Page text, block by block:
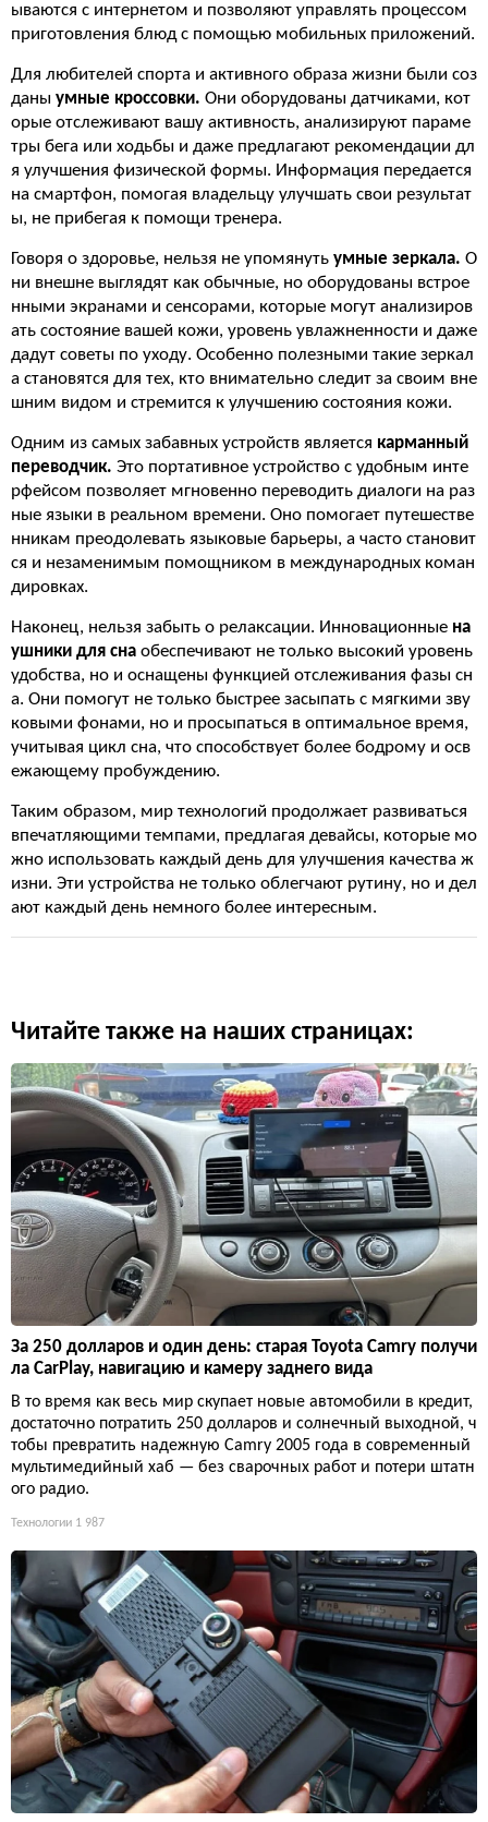
ываются с интернетом и позволяют управлять процессом
приготовления блюд с помощью мобильных приложений.
Для любителей спорта и активного образа жизни были соз
даны умные кроссовки. Они оборудованы датчиками, кот
орые отслеживают вашу активность, анализируют параме
тры бега или ходьбы и даже предлагают рекомендации дл
я улучшения физической формы. Информация передается
на смартфон, помогая владельцу улучшать свои результат
ы, не прибегая к помощи тренера.
Говоря о здоровье, нельзя не упомянуть умные зеркала. О
ни внешне выглядят как обычные, но оборудованы встрое
нными экранами и сенсорами, которые могут анализиров
ать состояние вашей кожи, уровень увлажненности и даже
дадут советы по уходу. Особенно полезными такие зеркал
а становятся для тех, кто внимательно следит за своим вне
шним видом и стремится к улучшению состояния кожи.
Одним из самых забавных устройств является карманный
переводчик. Это портативное устройство с удобным инте
рфейсом позволяет мгновенно переводить диалоги на раз
ные языки в реальном времени. Оно помогает путешестве
нникам преодолевать языковые барьеры, а часто становит
ся и незаменимым помощником в международных коман
дировках.
Наконец, нельзя забыть о релаксации. Инновационные на
ушники для сна обеспечивают не только высокий уровень
удобства, но и оснащены функцией отслеживания фазы сн
а. Они помогут не только быстрее засыпать с мягкими зву
ковыми фонами, но и просыпаться в оптимальное время,
учитывая цикл сна, что способствует более бодрому и осв
ежающему пробуждению.
Таким образом, мир технологий продолжает развиваться
впечатляющими темпами, предлагая девайсы, которые мо
жно использовать каждый день для улучшения качества ж
изни. Эти устройства не только облегчают рутину, но и дел
ают каждый день немного более интересным.
Читайте также на наших страницах:
За 250 долларов и один день: старая Toyota Camry получи
ла CarPlay, навигацию и камеру заднего вида
В то время как весь мир скупает новые автомобили в кредит,
достаточно потратить 250 долларов и солнечный выходной, ч
тобы превратить надежную Camry 2005 года в современный
мультимедийный хаб — без сварочных работ и потери штатн
ого радио.
Технологии 1 987